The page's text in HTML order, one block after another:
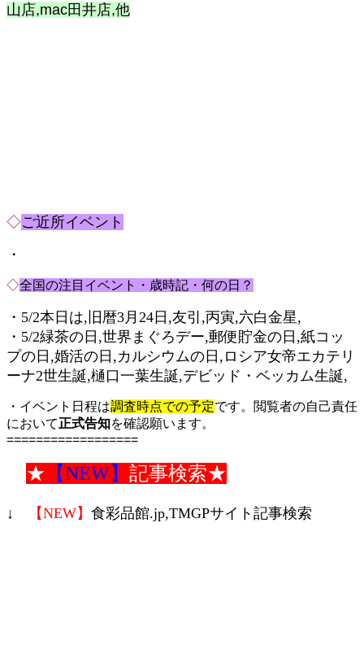
山店,mac田井店,他
◇ご近所イベント
・
◇全国の注目イベント・歳時記・何の日？
・5/2本日は,旧暦3月24日,友引,丙寅,六白金星,
・5/2緑茶の日,世界まぐろデー,郵便貯金の日,紙コッ
プの日,婚活の日,カルシウムの日,ロシア女帝エカテリ
ーナ2世生誕,樋口一葉生誕,デビッド・ベッカム生誕,
・イベント日程は調査時点での予定です。閲覧者の自己責任
において正式告知を確認願います。
==================
★ 【NEW】 記事検索★
↓ 【NEW】 食彩品館.jp,TMGPサイト記事検索